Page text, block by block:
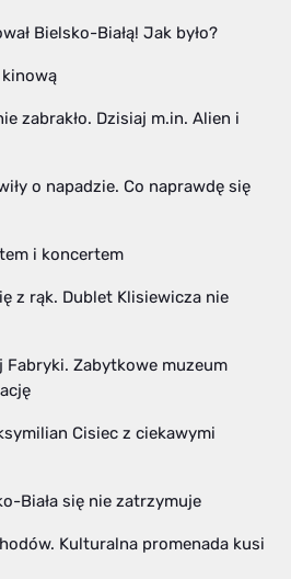
Bielsko-Białą! Jak było?
kinową
zabrakło. Dzisiaj m.in. Alien i
o napadzie. Co naprawdę się
i koncertem
z rąk. Dublet Klisiewicza nie
Fabryki. Zabytkowe muzeum
Cisiec z ciekawymi
Biała się nie zatrzymuje
Kulturalna promenada kusi